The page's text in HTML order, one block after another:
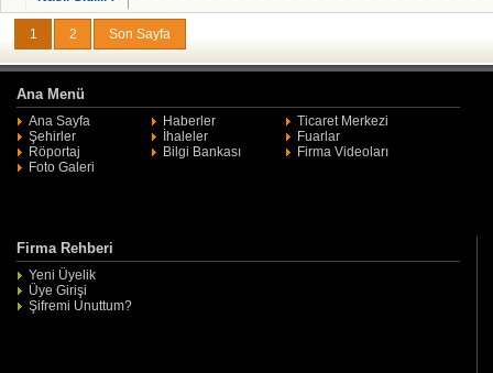
1 2 Son Sayfa
Ana Menü
Ana Sayfa Haberler
Ticaret Merkezi
Şehirler
İhaleler
Fuarlar
Röportaj
Bilgi Bankası
Firma Videoları
Foto Galeri
Firma Rehberi
Yeni Üyelik
Üye Girişi
Şifremi Unuttum?